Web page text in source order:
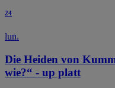
24
lun.
Die Heiden von
wie?“ - up platt